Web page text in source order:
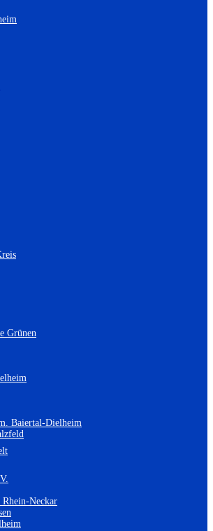
Grünen
Baiertal-Dielheim
Neckar